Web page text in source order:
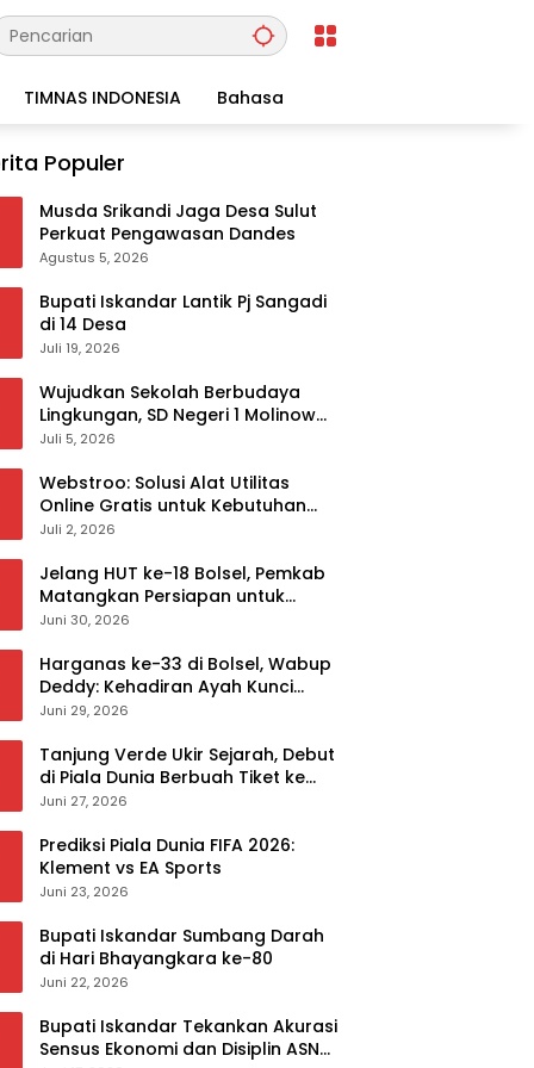
TIMNAS INDONESIA Bahasa
Populer
Musda Srikandi Jaga Desa Sulut
Perkuat Pengawasan Dandes
Agustus 5, 2026
Bupati Iskandar Lantik Pj Sangadi
di 14 Desa
Juli 19, 2026
Wujudkan Sekolah Berbudaya
Lingkungan, SD Negeri 1 Molinow
sukses melaksanakan
dan Publikasi Program Sekolah
Adiwiyata
Juli 5, 2026
Webstroo: Solusi Alat Utilitas
Online Gratis untuk Kebutuhan
Akademis dan Profesional
Juli 2, 2026
Jelang HUT ke-18 Bolsel, Pemkab
Matangkan Persiapan untuk
Sukseskan Rangkaian Peringatan
Juni 30, 2026
Harganas ke-33 di Bolsel, Wabup
Deddy: Kehadiran Ayah Kunci
Mewujudkan Generasi Berkualitas
Juni 29, 2026
Tanjung Verde Ukir Sejarah, Debut
di Piala Dunia Berbuah Tiket ke
Babak 32 Besar
Juni 27, 2026
Prediksi Piala Dunia FIFA 2026:
Klement vs EA Sports
Juni 23, 2026
Bupati Iskandar Sumbang Darah
di Hari Bhayangkara ke-80
Juni 22, 2026
Bupati Iskandar Tekankan Akurasi
Sensus Ekonomi dan Disiplin ASN